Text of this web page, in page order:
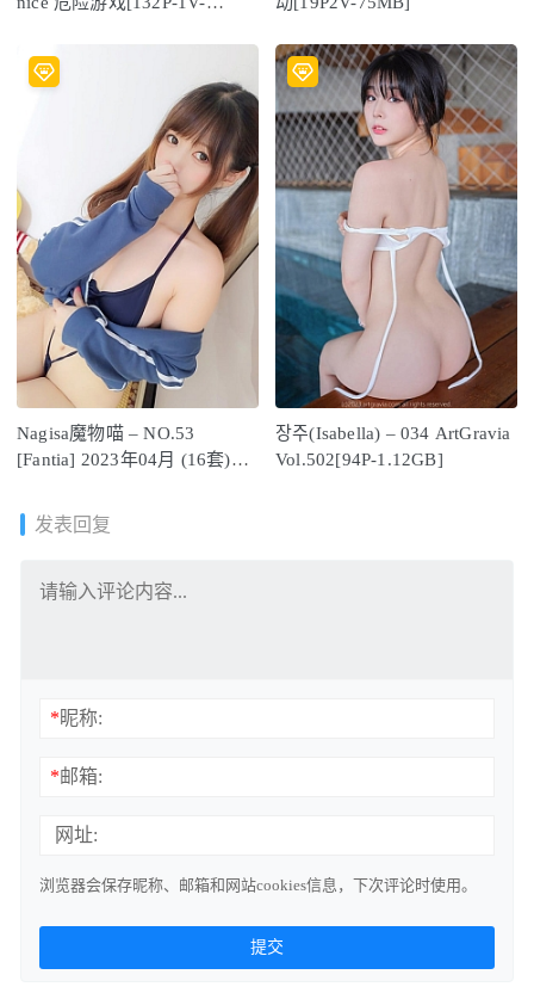
Nagisa魔物喵 – NO.53
[Fantia] 2023年04月 (16套)
장주(Isabella) – 034 ArtGravia
Vol.502[94P-1.12GB]
发表回复
*昵称:
*邮箱:
网址:
浏览器会保存昵称、邮箱和网站cookies信息，下次评论时使用。